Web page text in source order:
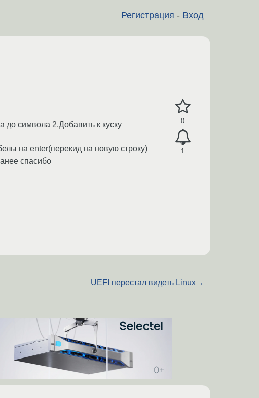
Регистрация - Вход
0
1
символа 2.Добавить к куску
на enter(перекид на новую строку)
спасибо
UEFI перестал видеть Linux→